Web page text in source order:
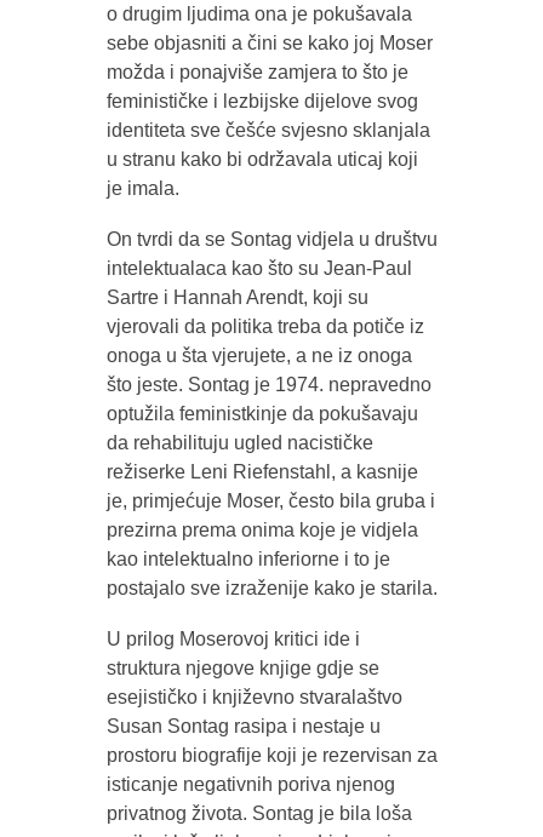
o drugim ljudima ona je pokušavala
sebe objasniti a čini se kako joj Moser
možda i ponajviše zamjera to što je
feminističke i lezbijske dijelove svog
identiteta sve češće svjesno sklanjala
u stranu kako bi održavala uticaj koji
je imala.
On tvrdi da se Sontag vidjela u društvu
intelektualaca kao što su Jean-Paul
Sartre i Hannah Arendt, koji su
vjerovali da politika treba da potiče iz
onoga u šta vjerujete, a ne iz onoga
što jeste. Sontag je 1974. nepravedno
optužila feministkinje da pokušavaju
da rehabilituju ugled nacističke
režiserke Leni Riefenstahl, a kasnije
je, primjećuje Moser, često bila gruba i
prezirna prema onima koje je vidjela
kao intelektualno inferiorne i to je
postajalo sve izraženije kako je starila.
U prilog Moserovoj kritici ide i
struktura njegove knjige gdje se
esejističko i književno stvaralaštvo
Susan Sontag rasipa i nestaje u
prostoru biografije koji je rezervisan za
isticanje negativnih poriva njenog
privatnog života. Sontag je bila loša